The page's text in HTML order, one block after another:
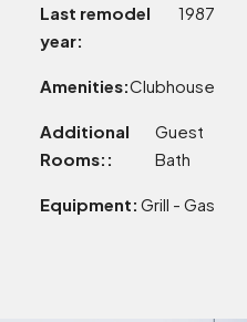
Last remodel
year:
1987
Amenities:Clubhouse
Additional
Rooms::
Guest
Bath
Equipment: Grill - Gas